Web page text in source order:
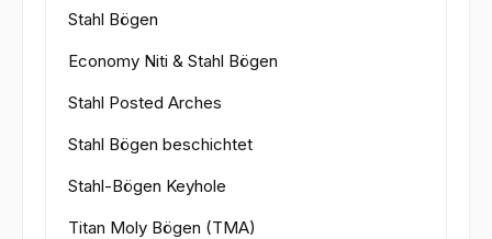
Stahl Bögen
Economy Niti & Stahl Bögen
Stahl Posted Arches
Stahl Bögen beschichtet
Stahl-Bögen Keyhole
Titan Moly Bögen (TMA)